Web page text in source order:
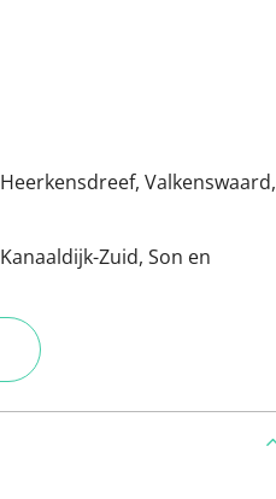
Heerkensdreef, Valkenswaard,
Kanaaldijk-Zuid, Son en